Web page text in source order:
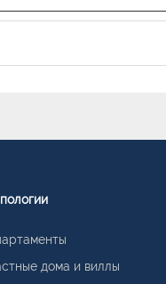
дома и виллы